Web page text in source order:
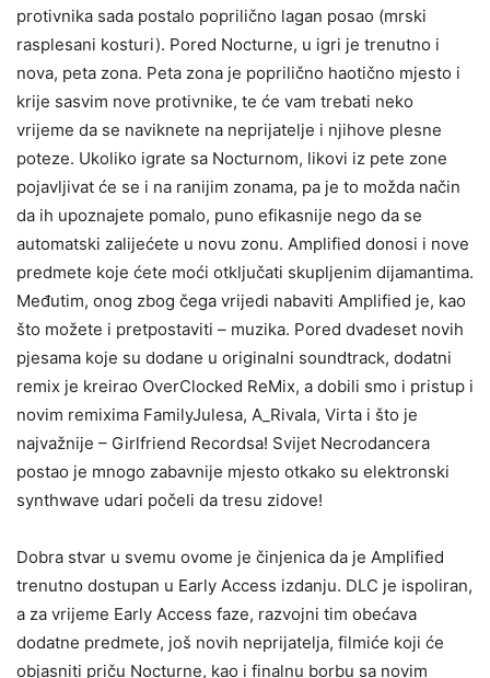
protivnika sada postalo poprilično lagan posao (mrski
rasplesani kosturi). Pored Nocturne, u igri je trenutno i
nova, peta zona. Peta zona je poprilično haotično mjesto i
krije sasvim nove protivnike, te će vam trebati neko
vrijeme da se naviknete na neprijatelje i njihove plesne
poteze. Ukoliko igrate sa Nocturnom, likovi iz pete zone
pojavljivat će se i na ranijim zonama, pa je to možda način
da ih upoznajete pomalo, puno efikasnije nego da se
automatski zalijećete u novu zonu. Amplified donosi i nove
predmete koje ćete moći otključati skupljenim dijamantima.
Međutim, onog zbog čega vrijedi nabaviti Amplified je, kao
što možete i pretpostaviti – muzika. Pored dvadeset novih
pjesama koje su dodane u originalni soundtrack, dodatni
remix je kreirao OverClocked ReMix, a dobili smo i pristup i
novim remixima FamilyJulesa, A_Rivala, Virta i što je
najvažnije – Girlfriend Recordsa! Svijet Necrodancera
postao je mnogo zabavnije mjesto otkako su elektronski
synthwave udari počeli da tresu zidove!
Dobra stvar u svemu ovome je činjenica da je Amplified
trenutno dostupan u Early Access izdanju. DLC je ispoliran,
a za vrijeme Early Access faze, razvojni tim obećava
dodatne predmete, još novih neprijatelja, filmiće koji će
objasniti priču Nocturne, kao i finalnu borbu sa novim